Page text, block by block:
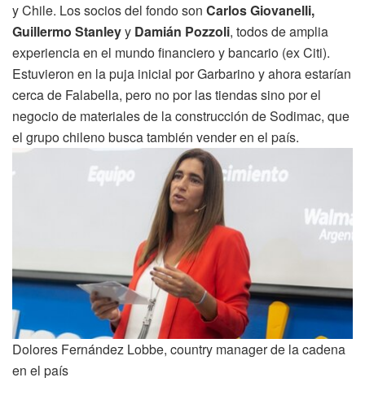
y Chile. Los socios del fondo son Carlos Giovanelli,
Guillermo Stanleyy Damián Pozzoli, todos de amplia
experiencia en el mundo financiero y bancario (ex Citi).
Estuvieron en la puja inicial por Garbarino y ahora estarían
cerca de Falabella, pero no por las tiendas sino por el
negocio de materiales de la construcción de Sodimac, que
el grupo chileno busca también vender en el país.
Dolores Fernández Lobbe, country manager de la cadena
en el país